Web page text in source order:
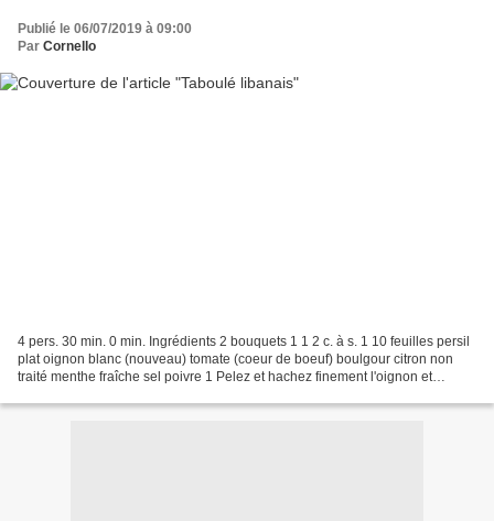
Publié le 06/07/2019 à 09:00
Par Cornello
4 pers. 30 min. 0 min. Ingrédients 2 bouquets 1 1 2 c. à s. 1 10 feuilles persil
plat oignon blanc (nouveau) tomate (coeur de boeuf) boulgour citron non
traité menthe fraîche sel poivre 1 Pelez et hachez finement l'oignon et